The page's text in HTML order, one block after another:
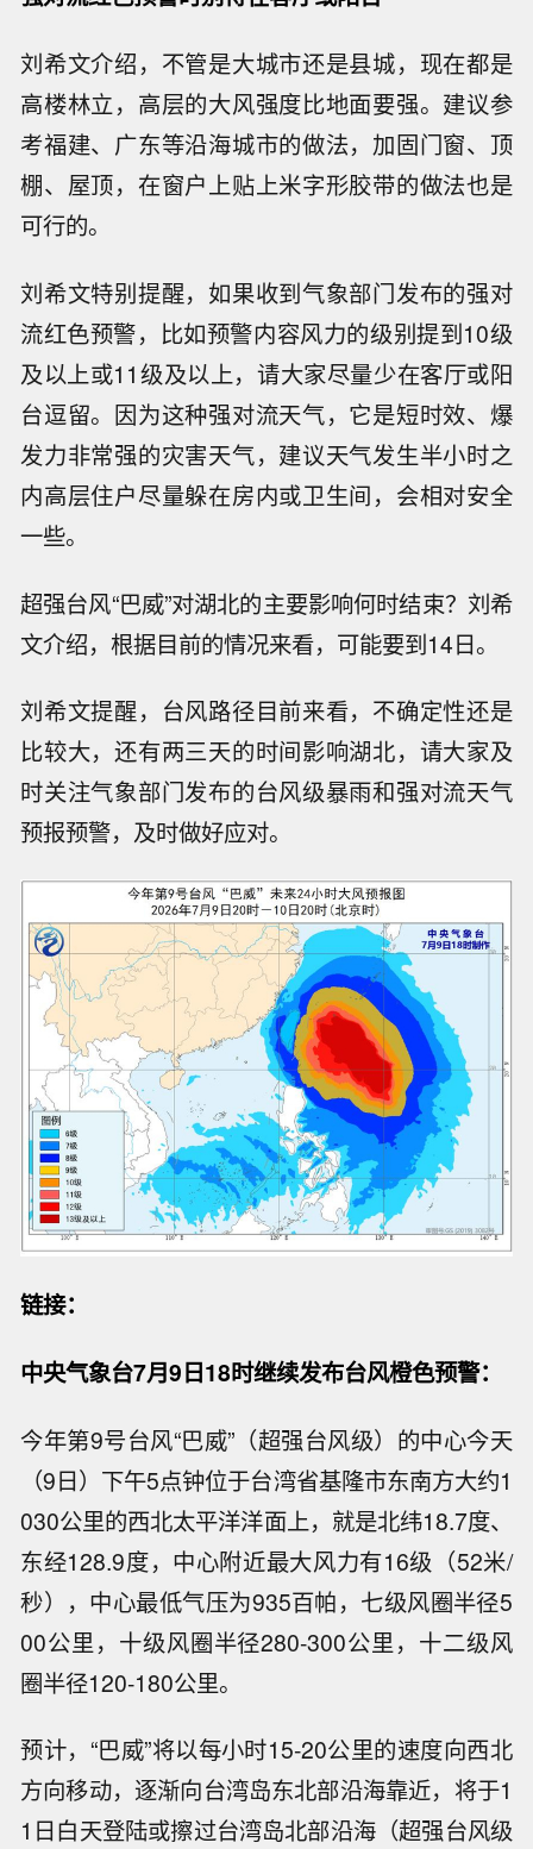
刘希文介绍，不管是大城市还是县城，现在都是
高楼林立，高层的大风强度比地面要强。建议参
考福建、广东等沿海城市的做法，加固门窗、顶
棚、屋顶，在窗户上贴上米字形胶带的做法也是
可行的。
刘希文特别提醒，如果收到气象部门发布的强对
流红色预警，比如预警内容风力的级别提到10级
及以上或11级及以上，请大家尽量少在客厅或阳
台逗留。因为这种强对流天气，它是短时效、爆
发力非常强的灾害天气，建议天气发生半小时之
内高层住户尽量躲在房内或卫生间，会相对安全
一些。
超强台风“巴威”对湖北的主要影响何时结束？刘希
文介绍，根据目前的情况来看，可能要到14日。
刘希文提醒，台风路径目前来看，不确定性还是
比较大，还有两三天的时间影响湖北，请大家及
时关注气象部门发布的台风级暴雨和强对流天气
预报预警，及时做好应对。
链接：
中央气象台7月9日18时继续发布台风橙色预警：
今年第9号台风“巴威”（超强台风级）的中心今天
（9日）下午5点钟位于台湾省基隆市东南方大约1
030公里的西北太平洋洋面上，就是北纬18.7度、
东经128.9度，中心附近最大风力有16级（52米/
秒），中心最低气压为935百帕，七级风圈半径5
00公里，十级风圈半径280-300公里，十二级风
圈半径120-180公里。
预计，“巴威”将以每小时15-20公里的速度向西北
方向移动，逐渐向台湾岛东北部沿海靠近，将于1
1日白天登陆或擦过台湾岛北部沿海（超强台风级